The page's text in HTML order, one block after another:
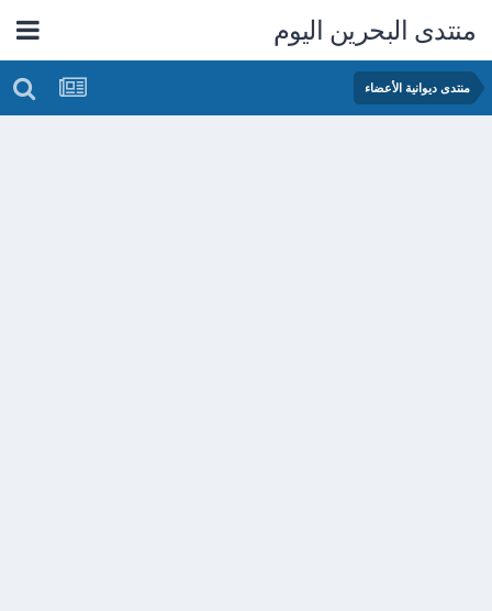
منتدى البحرين اليوم
منتدى ديوانية الأعضاء